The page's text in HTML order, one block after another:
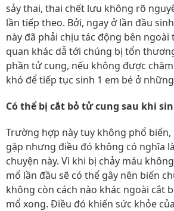
sảy thai, thai chết lưu không rõ
lần tiếp theo. Bởi, ngay ở lần đầu
này đã phải chịu tác động bên ngoài
quan khác dẫ tới chúng bị tổn
phần tử cung, nếu không được
khó để tiếp tục sinh 1 em bé ở
Có thể bị cắt bỏ tử cung sau khi
Trường hợp này tuy không phổ
gặp nhưng điều đó không có nghĩa
chuyện này. Vì khi bị chảy máu
mổ lần đầu sẽ có thể gây nên biến
không còn cách nào khác ngoài cắt
mổ xong. Điều đó khiến sức khỏe